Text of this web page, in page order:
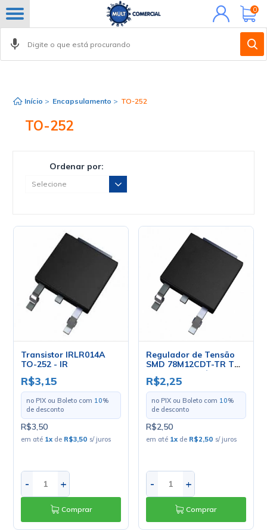
Minha
conta
0
Início > Encapsulamento > TO-252
TO-252
Ordenar por:
Transistor IRLR014A
TO-252 - IR
R$3,15
no PIX ou Boleto com 10%
de desconto
R$3,50
em até 1x de R$3,50 s/ juros
- +
Comprar
Regulador de Tensão
SMD 78M12CDT-TR TO-
252 DPack - Cód. Loja
5469
R$2,25
no PIX ou Boleto com 10%
de desconto
R$2,50
em até 1x de R$2,50 s/ juros
- +
Comprar